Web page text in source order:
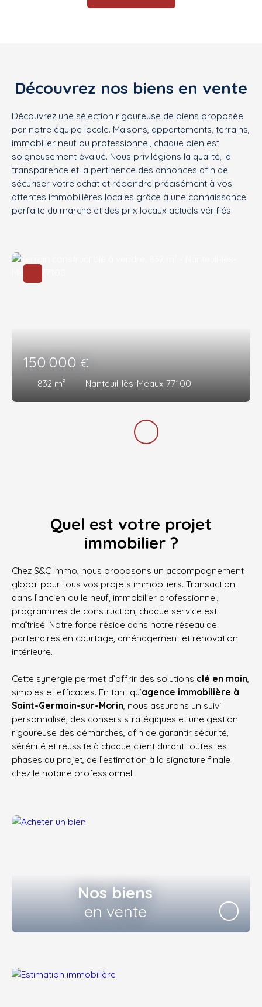
Découvrez nos biens en vente
Découvrez une sélection rigoureuse de biens proposée
par notre équipe locale. Maisons, appartements, terrains,
immobilier neuf ou professionnel, chaque bien est
soigneusement évalué. Nous privilégions la qualité, la
transparence et la pertinence des annonces afin de
sécuriser votre achat et répondre précisément à vos
attentes immobilières locales grâce à une connaissance
parfaite du marché et des prix locaux actuels vérifiés.
150 000€
832 m² Nanteuil-lès-Meaux 77100
Quel est votre projet
immobilier ?
Chez S&C Immo, nous proposons un accompagnement
global pour tous vos projets immobiliers. Transaction
dans l’ancien ou le neuf, immobilier professionnel,
programmes de construction, chaque service est
maîtrisé. Notre force réside dans notre réseau de
partenaires en courtage, aménagement et rénovation
intérieure.
Cette synergie permet d’offrir des solutions clé en main,
simples et efficaces. En tant qu’agence immobilière à
Saint-Germain-sur-Morin, nous assurons un suivi
personnalisé, des conseils stratégiques et une gestion
rigoureuse des démarches, afin de garantir sécurité,
sérénité et réussite à chaque client durant toutes les
phases du projet, de l’estimation à la signature finale
chez le notaire professionnel.
Nos biens
en vente